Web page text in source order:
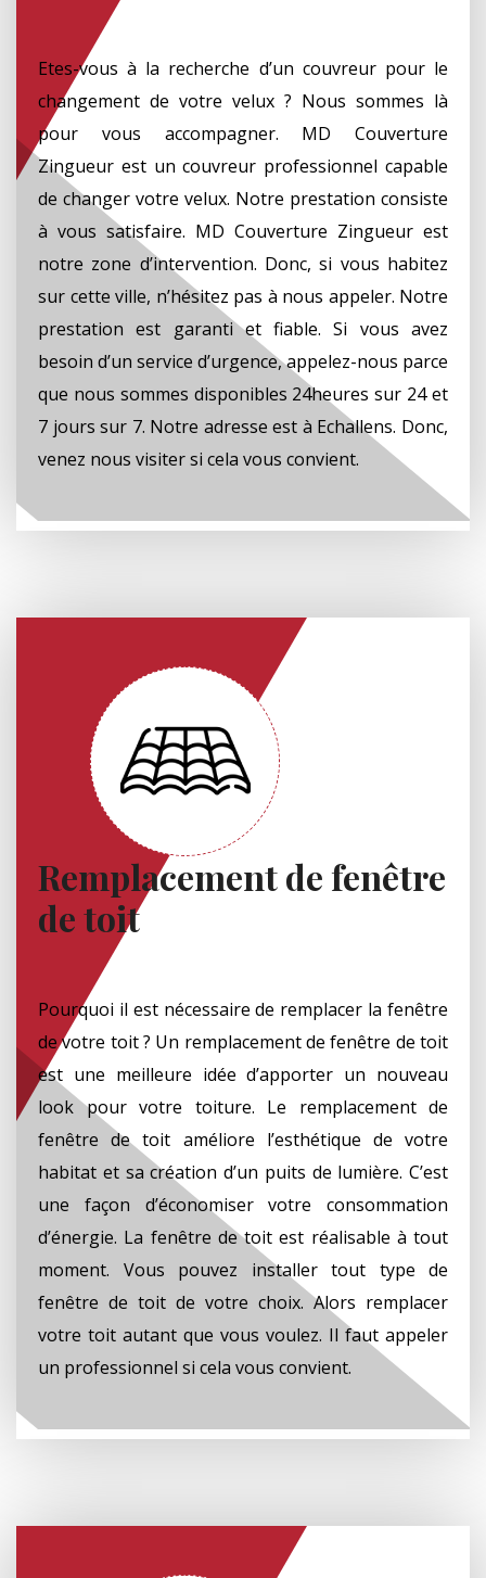
Etes-vous à la recherche d’un couvreur pour le
changement de votre velux ? Nous sommes là
pour vous accompagner. MD Couverture
Zingueur est un couvreur professionnel capable
de changer votre velux. Notre prestation consiste
à vous satisfaire. MD Couverture Zingueur est
notre zone d’intervention. Donc, si vous habitez
sur cette ville, n’hésitez pas à nous appeler. Notre
prestation est garanti et fiable. Si vous avez
besoin d’un service d’urgence, appelez-nous parce
que nous sommes disponibles 24heures sur 24 et
7 jours sur 7. Notre adresse est à Echallens. Donc,
venez nous visiter si cela vous convient.
Remplacement de fenêtre
de toit
Pourquoi il est nécessaire de remplacer la fenêtre
de votre toit ? Un remplacement de fenêtre de toit
est une meilleure idée d’apporter un nouveau
look pour votre toiture. Le remplacement de
fenêtre de toit améliore l’esthétique de votre
habitat et sa création d’un puits de lumière. C’est
une façon d’économiser votre consommation
d’énergie. La fenêtre de toit est réalisable à tout
moment. Vous pouvez installer tout type de
fenêtre de toit de votre choix. Alors remplacer
votre toit autant que vous voulez. Il faut appeler
un professionnel si cela vous convient.